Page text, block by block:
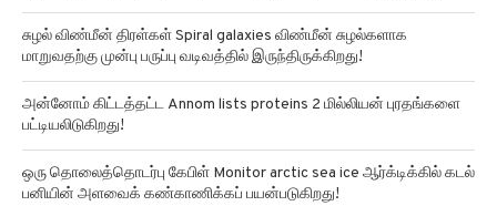
சுழல் விண்மீன் திரள்கள் Spiral galaxies விண்மீன் சுழல்களாக
மாறுவதற்கு முன்பு பருப்பு வடிவத்தில் இருந்திருக்கிறது!
அன்னோம் கிட்டத்தட்ட Annom lists proteins 2 மில்லியன் புரதங்களை
பட்டியலிடுகிறது!
ஒரு தொலைத்தொடர்பு கேபிள் Monitor arctic sea ice ஆர்க்டிக்கில் கடல்
பனியின் அளவைக் கண்காணிக்கப் பயன்படுகிறது!